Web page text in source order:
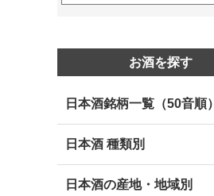
お酒を探す
日本酒銘柄一覧（50音順）
日本酒 種類別
日本酒の産地・地域別